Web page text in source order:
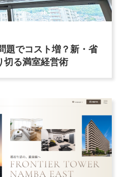
題でコスト増？新・省
切る満室経営術